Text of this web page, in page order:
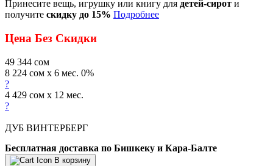
Принесите вещь, игрушку или книгу для детей-сирот и
получите скидку до 15% Подробнее
Цена Без Скидки
49 344 сом
8 224 сом x 6 мес. 0%
?
4 429 сом x 12 мес.
?
ДУБ ВИНТЕРБЕРГ
Бесплатная доставка по Бишкеку и Кара-Балте
В корзину